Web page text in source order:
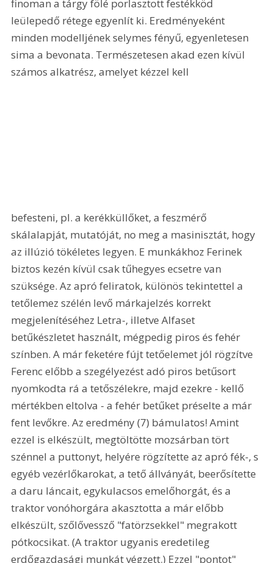
finoman a tárgy fölé porlasztott festékköd
leülepedő rétege egyenlít ki. Eredményeként
minden modelljének selymes fényű, egyenletesen
sima a bevonata. Természetesen akad ezen kívül
számos alkatrész, amelyet kézzel kell
befesteni, pl. a kerékküllőket, a feszmérő
skálalapját, mutatóját, no meg a masinisztát, hogy
az illúzió tökéletes legyen. E munkákhoz Ferinek
biztos kezén kívül csak tűhegyes ecsetre van
szüksége. Az apró feliratok, különös tekintettel a
tetőlemez szélén levő márkajelzés korrekt
megjelenítéséhez Letra-, illetve Alfaset
betűkészletet használt, mégpedig piros és fehér
színben. A már feketére fújt tetőelemet jól rögzítve
Ferenc előbb a szegélyezést adó piros betűsort
nyomkodta rá a tetőszélekre, majd ezekre - kellő
mértékben eltolva - a fehér betűket préselte a már
fent levőkre. Az eredmény (7) bámulatos! Amint
ezzel is elkészült, megtöltötte mozsárban tört
szénnel a puttonyt, helyére rögzítette az apró fék-, s
egyéb vezérlőkarokat, a tető állványát, beerősítette
a daru láncait, egykulacsos emelőhorgát, és a
traktor vonóhorgára akasztotta a már előbb
elkészült, szőlővessző "fatörzsekkel" megrakott
pótkocsikat. (A traktor ugyanis eredetileg
erdőgazdasági munkát végzett.) Ezzel "pontot"